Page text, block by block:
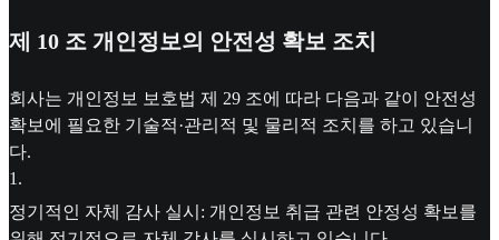
제 10 조 개인정보의 안전성 확보 조치
회사는 개인정보 보호법 제 29 조에 따라 다음과 같이 안전성
확보에 필요한 기술적·관리적 및 물리적 조치를 하고 있습니
다.
1 .
정기적인 자체 감사 실시: 개인정보 취급 관련 안정성 확보를